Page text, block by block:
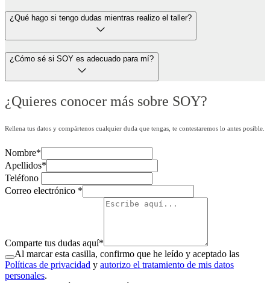
¿Qué hago si tengo dudas mientras realizo el taller?
¿Cómo sé si SOY es adecuado para mí?
¿Quieres conocer más sobre SOY?
Rellena tus datos y compártenos cualquier duda que tengas, te contestaremos lo antes posible.
Nombre*
Apellidos*
Teléfono
Correo electrónico *
Comparte tus dudas aquí*
Al marcar esta casilla, confirmo que he leído y aceptado las
Políticas de privacidad y autorizo el tratamiento de mis datos
personales.